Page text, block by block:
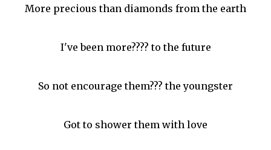
More precious than diamonds from the earth
I've been more???? to the future
So not encourage them??? the youngster
Got to shower them with love